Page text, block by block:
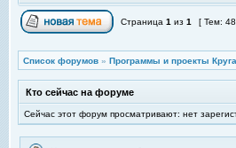
Страница 1 из 1 [ Тем:
Список форумов » Программы и проекты Круга
Кто сейчас на форуме
Сейчас этот форум просматривают: нет